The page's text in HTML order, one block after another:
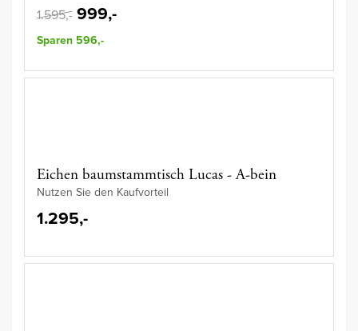
1.595,- 999,-
Sparen 596,-
Eichen baumstammtisch Lucas - A-bein
Nutzen Sie den Kaufvorteil
1.295,-